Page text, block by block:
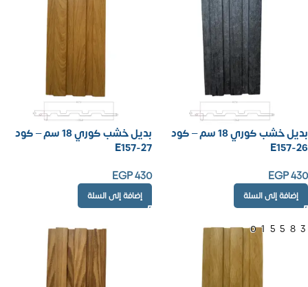
بديل خشب كوري 18 سم – كود
E157-26
EGP430
إضافة إلى السلة
بديل خشب كوري 18 سم – كود
E157-27
EGP430
إضافة إلى السلة